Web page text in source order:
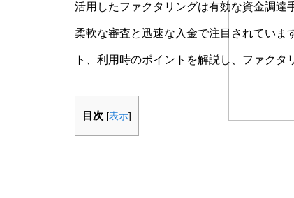
活用したファクタリングは有効な資金調達
柔軟な審査と迅速な入金で注目されていま
ト、利用時のポイントを解説し、ファクタ
目次 [表示]